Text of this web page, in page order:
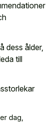
dess ålder,
till
dag,